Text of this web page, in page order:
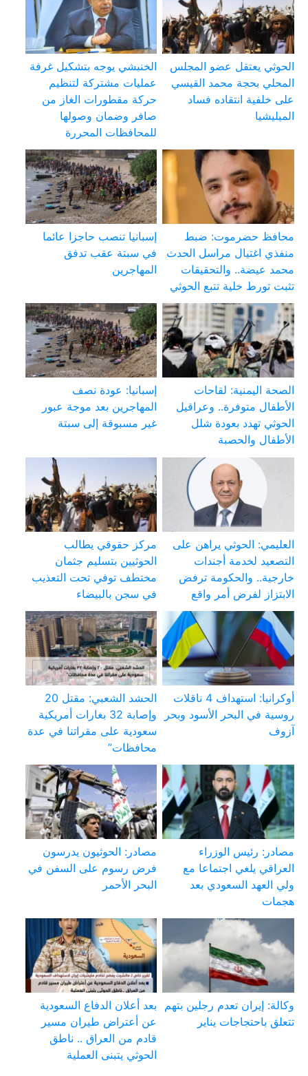
الحوثي يعتقل عضو المجلس
المحلي بحجة محمد القيسي
على خلفية انتقاده فساد
الميليشيا
الخنبشي يوجه بتشكيل غرفة
عمليات مشتركة لتنظيم
حركة مقطورات الغاز من
صافر وضمان وصولها
للمحافظات المحررة
محافظ حضرموت: ضبط
منفذي اغتيال مراسل الحدث
محمد عيضة.. والتحقيقات
تثبت تورط خلية تتبع الحوثي
إسبانيا تنصب حاجزا عائما
في سبتة عقب تدفق
المهاجرين
الصحة اليمنية: لقاحات
الأطفال متوفرة.. وعراقيل
الحوثي تهدد بعودة شلل
الأطفال والحصبة
إسبانيا: عودة نصف
المهاجرين بعد موجة عبور
غير مسبوقة إلى سبتة
العليمي: الحوثي يراهن على
التصعيد لخدمة أجندات
خارجية.. والحكومة ترفض
الابتزاز لفرض أمر واقع
مركز حقوقي يطالب
الحوثيين بتسليم جثمان
مختطف توفي تحت التعذيب
في سجن بالبيضاء
أوكرانيا: استهداف 4 ناقلات
روسية في البحر الأسود وبحر
آزوف
الحشد الشعبي: مقتل 20
وإصابة 32 بغارات أمريكية
سعودية على مقراتنا في عدة
محافظات”
مصادر: رئيس الوزراء
العراقي يلغي اجتماعا مع
ولي العهد السعودي بعد
هجمات
مصادر: الحوثيون يدرسون
فرض رسوم على السفن في
البحر الأحمر
وكالة: إيران تعدم رجلين بتهم
تتعلق باحتجاجات يناير
بعد أعلان الدفاع السعودية
عن أعتراض طيران مسير
قادم من العراق .. ناطق
الحوثي يتبنى العملية